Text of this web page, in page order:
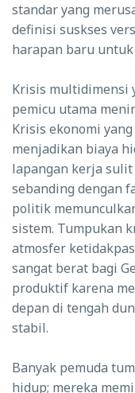
standar yang
definisi suskses
harapan baru untuk
Krisis multidimensi
pemicu utama
Krisis ekonomi
menjadikan biaya
lapangan kerja
sebanding dengan
politik
sistem. Tumpukan
atmosfer
sangat berat bagi
produktif karena
depan di tengah
stabil.
Banyak pemuda
hidup; mereka